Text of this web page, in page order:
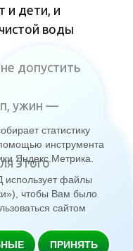
и дети, и
воды
допустить
ужин —
этого
статистику
инструмента
Яндекс.Метрика
файлы
чтобы Вам было
сайтом
ПРИНЯТЬ